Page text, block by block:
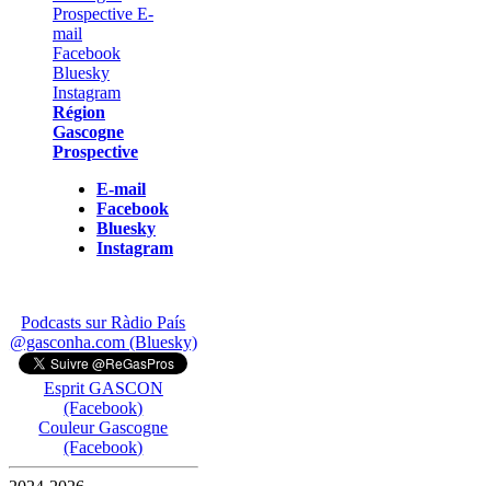
Région
Gascogne
Prospective
E-mail
Facebook
Bluesky
Instagram
Podcasts sur Ràdio País
@gasconha.com (Bluesky)
Esprit GASCON
(Facebook)
Couleur Gascogne
(Facebook)